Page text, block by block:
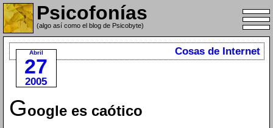
Psicofonías
(algo así como el blog de Psicobyte)
Abril
27
2005
Cosas de Internet
Google es caótico